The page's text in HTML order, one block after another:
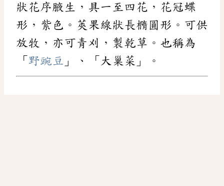
狀花序腋生，具一至四花，花冠蝶
形，紫色。莢果線狀長橢圓形。可供
放牧，亦可青刈，製乾草。也稱為
「 野豌豆 」、「大巢菜」。